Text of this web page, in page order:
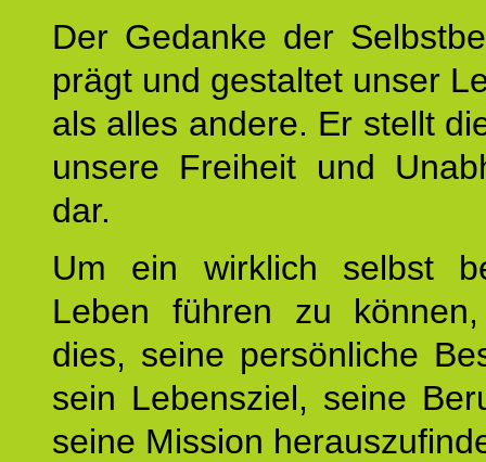
Der Gedanke der
prägt und gestaltet unser
als alles andere. Er stellt
unsere Freiheit und
dar.
Um ein wirklich selbst
Leben führen zu
dies, seine persönliche
sein Lebensziel, seine
seine Mission